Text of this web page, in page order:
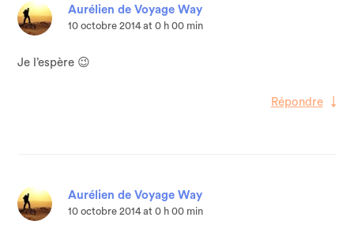
Aurélien de Voyage Way
10 octobre 2014 at 0 h 00 min
Je l’espère 😉
Répondre ↓
Aurélien de Voyage Way
10 octobre 2014 at 0 h 00 min